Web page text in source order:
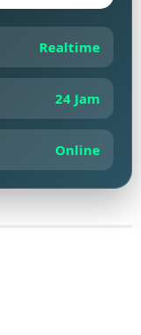
Realtime
24 Jam
Online